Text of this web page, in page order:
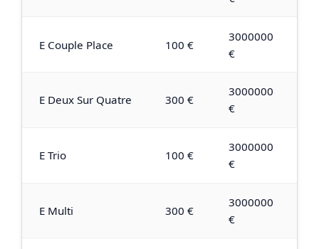
E Couple Place 100 €
3000000
€
E Deux Sur Quatre 300 €
3000000
€
E Trio 100 €
3000000
€
E Multi 300 €
3000000
€